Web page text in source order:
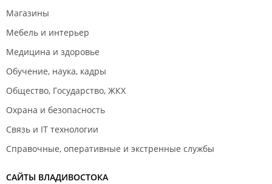
Магазины
Мебель и интерьер
Медицина и здоровье
Обучение, наука, кадры
Общество, Государство, ЖКХ
Охрана и безопасность
Связь и IT технологии
Справочные, оперативные и экстренные службы
САЙТЫ ВЛАДИВОСТОКА